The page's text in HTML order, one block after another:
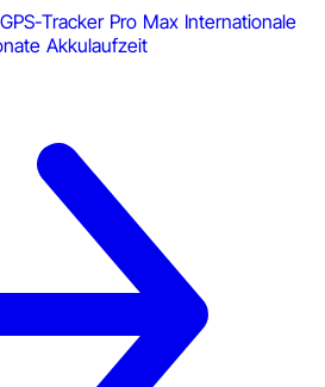
Tracker Pro Max Internationale
Akkulaufzeit